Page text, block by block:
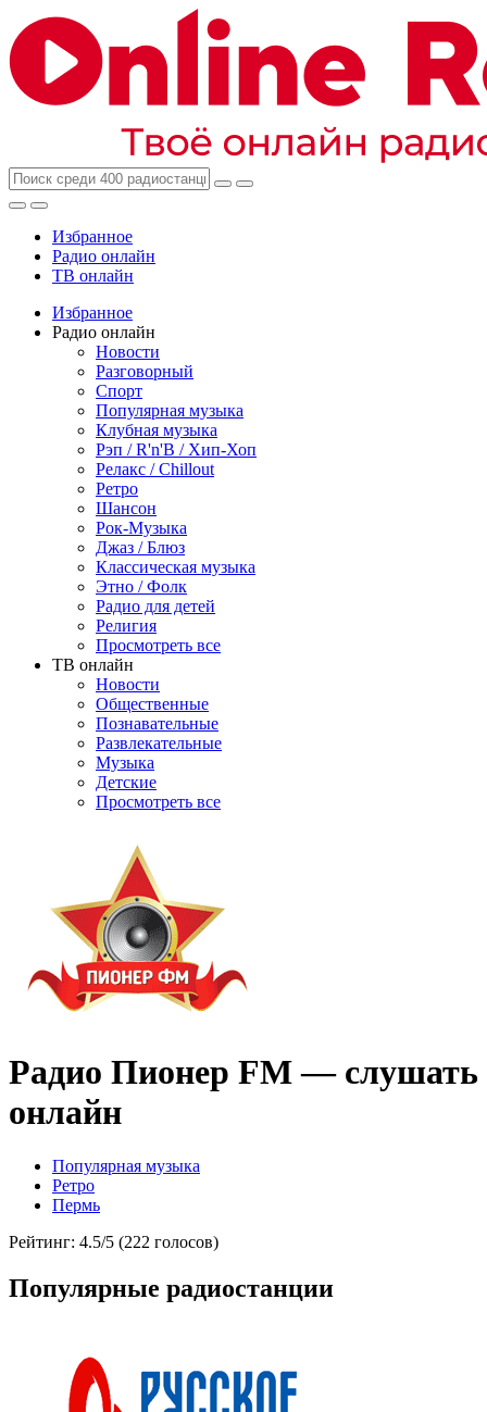
Избранное
Радио онлайн
ТВ онлайн
Избранное
Радио онлайн
Новости
Разговорный
Спорт
Популярная музыка
Клубная музыка
Рэп / R'n'B / Хип-Хоп
Релакс / Chillout
Ретро
Шансон
Рок-Музыка
Джаз / Блюз
Классическая музыка
Этно / Фолк
Радио для детей
Религия
Просмотреть все
ТВ онлайн
Новости
Общественные
Познавательные
Развлекательные
Музыка
Детские
Просмотреть все
Радио Пионер FM — слушать
онлайн
Популярная музыка
Ретро
Пермь
Рейтинг: 4.5/5 (222 голосов)
Популярные радиостанции